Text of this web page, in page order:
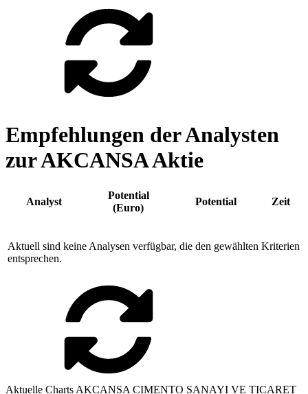
Empfehlungen der Analysten
zur AKCANSA Aktie
Analyst
Potential
(Euro)
Potential Zeit
Aktuell sind keine Analysen verfügbar, die den gewählten Kriterien
entsprechen.
Aktuelle Charts AKCANSA CIMENTO SANAYI VE TICARET